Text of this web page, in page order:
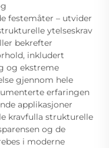
festemåter – utvider
ytelseskrav
bekrefter
inkludert
og ekstreme
gjennom hele
erfaringen
applikasjoner
kravfulla strukturelle
og de
i moderne